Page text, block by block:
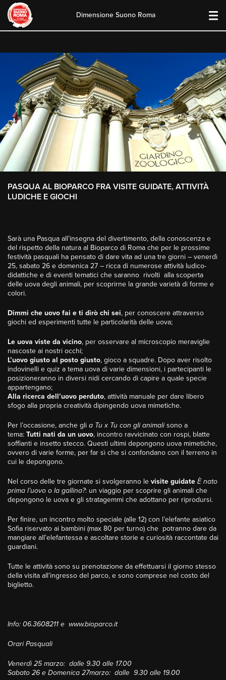
content
Dimensione Suono Roma
PASQUA AL BIOPARCO FRA VISITE GUIDATE, ATTIVITÀ
LUDICHE E GIOCHI
Sarà una Pasqua all’insegna del divertimento, della conoscenza e
del rispetto della natura al Bioparco di Roma che per le prossime
festività pasquali ha pensato di dare vita ad una tre giorni – venerdì
25, sabato 26 e domenica 27 – ricca di numerose attività ludico-
didattiche e di eventi tematici che saranno rivolti alla scoperta
delle uova degli animali, per scoprirne la grande varietà di forme e
colori.
Dimmi che uovo fai e ti dirò chi sei, per conoscere attraverso
giochi ed esperimenti tutte le particolarità delle uova;
Le uova viste da vicino, per osservare al microscopio meraviglie
nascoste ai nostri occhi;
L’uovo giusto al posto giusto, gioco a squadre. Dopo aver risolto
indovinelli e quiz a tema uova di varie dimensioni, i partecipanti le
posizioneranno in diversi nidi cercando di capire a quale specie
appartengano;
Alla ricerca dell’uovo perduto, attività manuale per dare libero
sfogo alla propria creatività dipingendo uova mimetiche.
Per l’occasione, anche gli a Tu x Tu con gli animalisono a
tema: Tutti nati da un uovo, incontro ravvicinato con rospi, blatte
soffianti e insetto stecco. Questi ultimi depongono uova mimetiche,
ovvero di varie forme, per far sì che si confondano con il terreno in
cui le depongono.
Nel corso delle tre giornate si svolgeranno le visite guidate È nato
prima l’uovo o la gallina?: un viaggio per scoprire gli animali che
depongono le uova e gli stratagemmi che adottano per riprodursi.
Per finire, un incontro molto speciale (alle 12) con l’elefante asiatico
Sofia riservato ai bambini (max 80 per turno) che potranno dare da
mangiare all’elefantessa e ascoltare storie e curiosità raccontate dai
guardiani.
Tutte le attività sono su prenotazione da effettuarsi il giorno stesso
della visita all’ingresso del parco, e sono comprese nel costo del
biglietto.
Info: 06.3608211 e www.bioparco.it
Orari Pasquali
Venerdì 25 marzo: dalle 9.30 alle 17.00
Sabato 26 e Domenica 27marzo: dalle 9.30 alle 19.00